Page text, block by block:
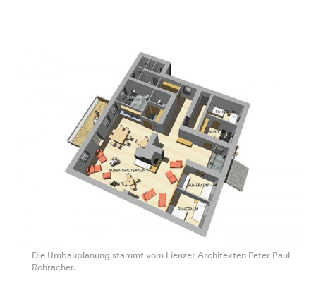
Die Umbauplanung stammt vom Lienzer Architekten Peter Paul
Rohracher.